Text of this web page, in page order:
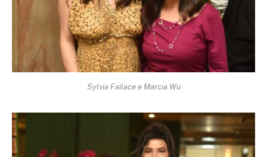
Sylvia Failace e Marcia Wu